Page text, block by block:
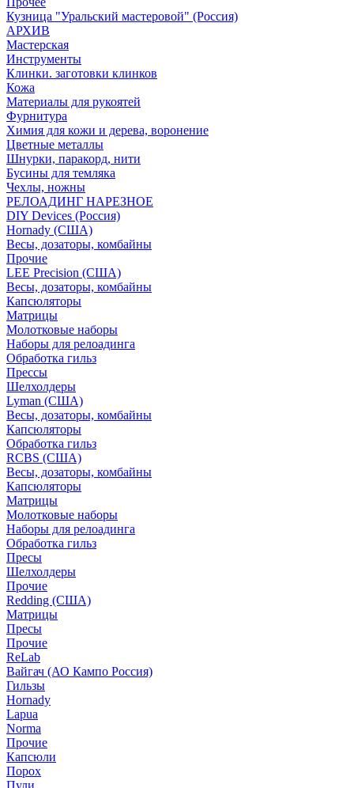
Кузница "Уральский мастеровой" (Россия)
АРХИВ
Мастерская
Инструменты
Клинки. заготовки клинков
Кожа
Материалы для рукоятей
Фурнитура
Химия для кожи и дерева, воронение
Цветные металлы
Шнурки, паракорд, нити
Бусины для темляка
Чехлы, ножны
РЕЛОАДИНГ НАРЕЗНОЕ
DIY Devices (Россия)
Hornady (США)
Весы, дозаторы, комбайны
Прочие
LEE Precision (США)
Весы, дозаторы, комбайны
Капсюляторы
Матрицы
Молотковые наборы
Наборы для релоадинга
Обработка гильз
Преcсы
Шелхолдеры
Lyman (США)
Весы, дозаторы, комбайны
Капсюляторы
Обработка гильз
RCBS (США)
Весы, дозаторы, комбайны
Капсюляторы
Матрицы
Молотковые наборы
Наборы для релоадинга
Обработка гильз
Пресы
Шелхолдеры
Прочие
Redding (США)
Матрицы
Пресы
Прочие
ReLab
Вайгач (АО Кампо Россия)
Гильзы
Hornady
Lapua
Norma
Прочие
Капсюли
Порох
Пули